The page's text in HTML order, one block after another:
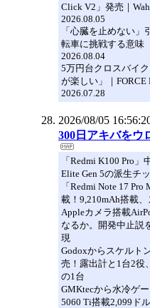
Click V2」発売｜
2026.08.05
「心臓を止めない
転車に挑戦する意味
2026.08.04
5万円台クロスバイ
が楽しい」｜FORCE
2026.07.28
2026/08/05
300日アキバをウ
「Redmi K100 Pro
Elite Gen 5の派生チ
「Redmi Note 17
載！9,210mAh搭載
Appleカメラ搭載
なるか。開発中止説
現
Godoxからスケルト
売！露出計と1台2役
の1台
GMKtecから水冷ゲ
5060 Ti搭載2,099ド